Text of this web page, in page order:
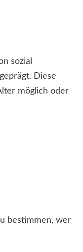
sozial
Diese
möglich oder
bestimmen, wer